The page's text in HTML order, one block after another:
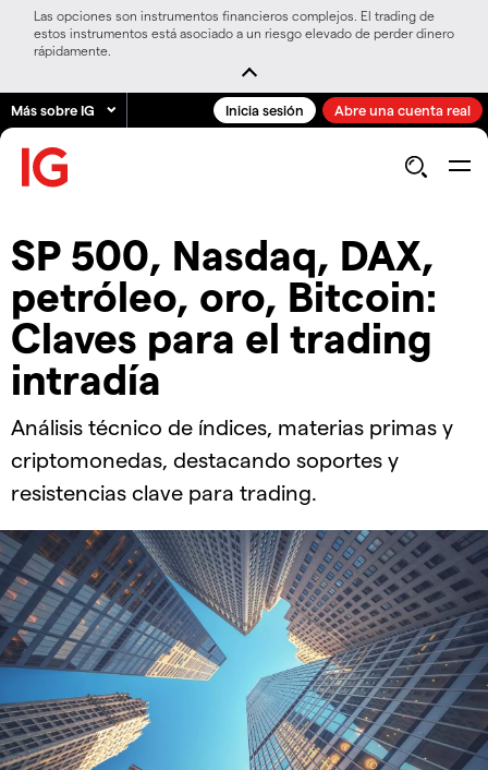
Las opciones son instrumentos financieros complejos. El trading de
estos instrumentos está asociado a un riesgo elevado de perder dinero
rápidamente.
Más sobre IG Inicia sesión Abre una cuenta real
SP 500, Nasdaq, DAX,
petróleo, oro, Bitcoin:
Claves para el trading
intradía
Análisis técnico de índices, materias primas y
criptomonedas, destacando soportes y
resistencias clave para trading.